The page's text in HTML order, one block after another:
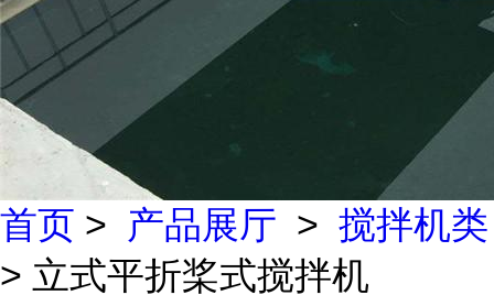
首页 > 产品展厅 > 搅拌机类
> 立式平折桨式搅拌机